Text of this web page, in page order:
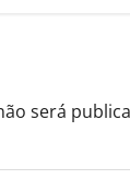
será